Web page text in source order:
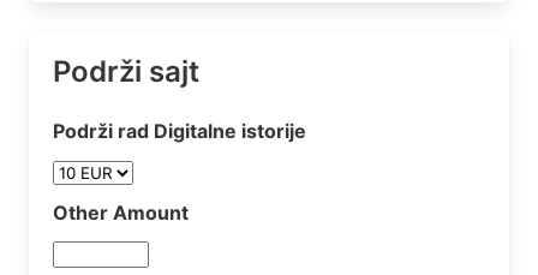
Podrži sajt
Podrži rad Digitalne istorije
Other Amount